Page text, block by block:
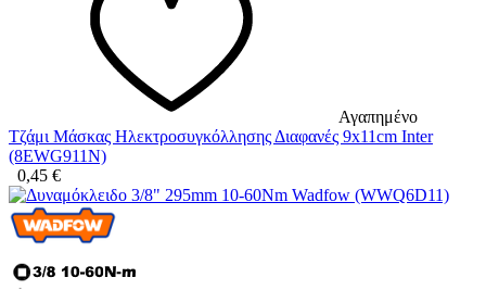
Αγαπημένο
Τζάμι Μάσκας Ηλεκτροσυγκόλλησης Διαφανές 9x11cm Inter
(8EWG911N)
0,45 €